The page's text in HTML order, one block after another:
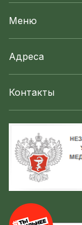
Меню
Адреса
Контакты